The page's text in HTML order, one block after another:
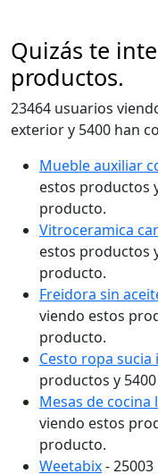
Quizás te
productos.
23464 usuarios
exterior y 5400 han
Mueble auxiliar
estos productos
producto.
Vitroceramica
estos productos
producto.
Freidora sin
viendo estos
producto.
Cesto ropa sucia
productos y
Mesas de
viendo estos
producto.
Weetabix-